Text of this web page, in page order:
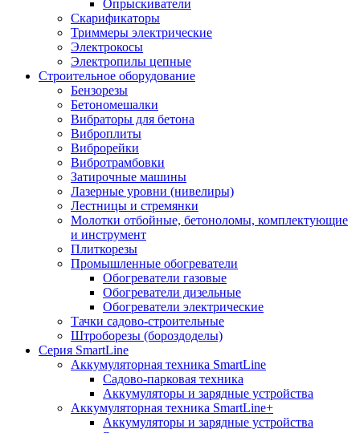
Опрыскиватели
Скарификаторы
Триммеры электрические
Электрокосы
Электропилы цепные
Строительное оборудование
Бензорезы
Бетономешалки
Вибраторы для бетона
Виброплиты
Виброрейки
Вибротрамбовки
Затирочные машины
Лазерные уровни (нивелиры)
Лестницы и стремянки
Молотки отбойные, бетоноломы, комплектующие
и инструмент
Плиткорезы
Промышленные обогреватели
Обогреватели газовые
Обогреватели дизельные
Обогреватели электрические
Тачки садово-строительные
Штроборезы (бороздоделы)
Серия SmartLine
Аккумуляторная техника SmartLine
Садово-парковая техника
Аккумуляторы и зарядные устройства
Аккумуляторная техника SmartLine+
Аккумуляторы и зарядные устройства